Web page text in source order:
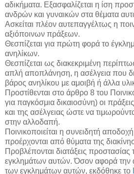
αδικήματα. Εξασφαλίζεται η ίση
ανδρών και γυναικών στα θέματα
Ασκείται πλέον αυτεπαγγέλτως η
αξιόποινων πράξεων.
Θεσπίζεται για πρώτη φορά το
ανηλίκων.
Θεσπίζεται ως διακεκριμένη
απλή αποπλάνηση, η ασέλγεια που
βάρος ανηλίκου με αμοιβή ή άλλα
Προστίθενται στο άρθρο 8 του
για παγκόσμια δικαιοσύνη) οι
και της ασέλγειας ώστε να
στην αλλοδαπή.
Ποινικοποιείται η συνειδητή
προέρχονται από θύματα της
Προβλέπονται διατάξεις
εγκλημάτων αυτών. Όσον αφορά
των εγκλημάτων αυτών, εκδόθηκε το